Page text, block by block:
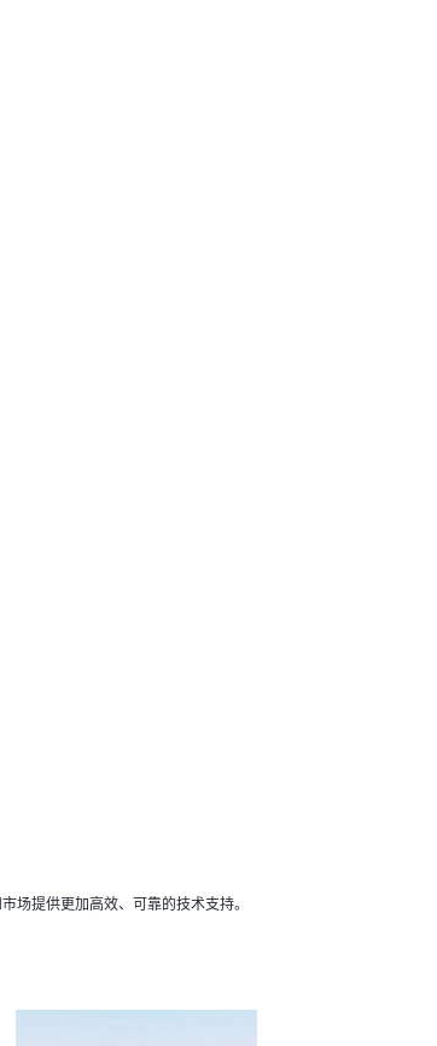
场提供更加高效、可靠的技术支持。